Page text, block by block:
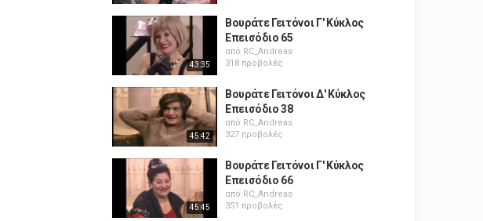
43:35
Βουράτε Γειτόνοι Γ' Κύκλος
Επεισόδιο 65
από RC_Andreas
318 προβολές
45:42
Βουράτε Γειτόνοι Δ' Κύκλος
Επεισόδιο 38
από RC_Andreas
327 προβολές
45:45
Βουράτε Γειτόνοι Γ' Κύκλος
Επεισόδιο 66
από RC_Andreas
351 προβολές